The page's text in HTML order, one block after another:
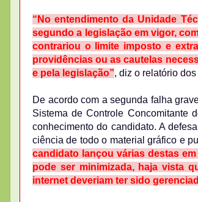
“No entendimento da Unidade
segundo a legislação em vigor,
contrariou o limite imposto e
providências ou as cautelas
e pela legislação”, diz o relatório
De acordo com a segunda falha
Sistema de Controle Concomitante
conhecimento do candidato. A
ciência de todo o material gráfico e
candidato lançou várias destas
pode ser minimizada, haja vista
internet deveriam ter sido